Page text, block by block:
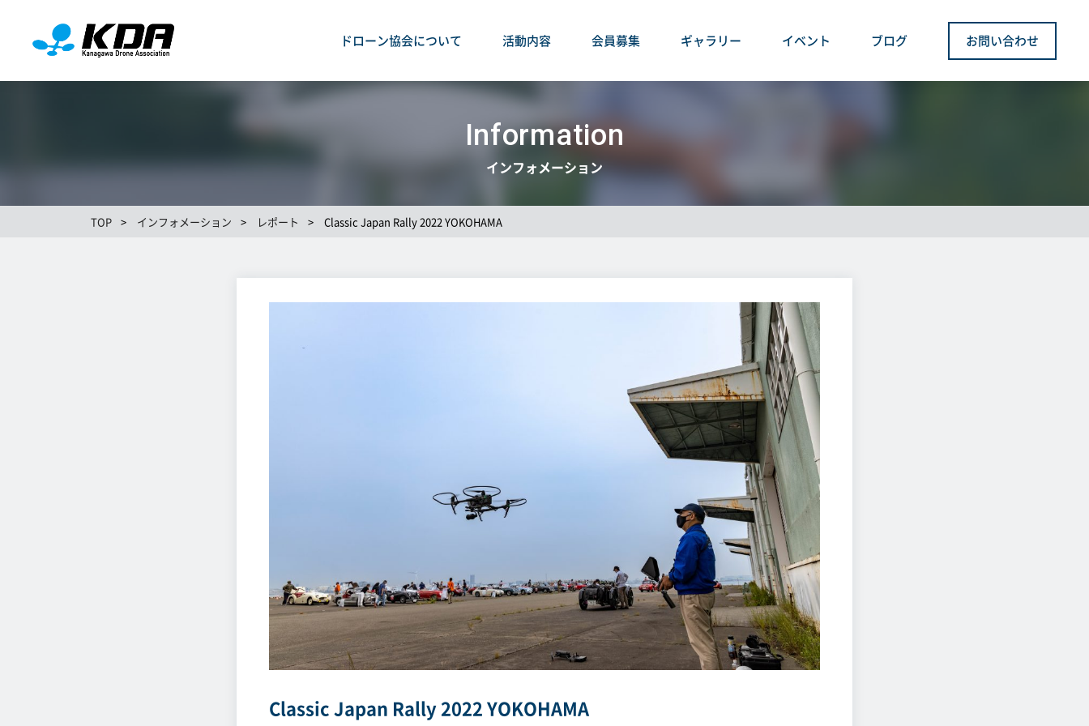
ドローン協会について 活動内容 会員募集 ギャラリー イベント ブログ お問い合わせ
Information
インフォメーション
TOP > インフォメーション > レポート > Classic Japan Rally 2022 YOKOHAMA
Classic Japan Rally 2022 YOKOHAMA